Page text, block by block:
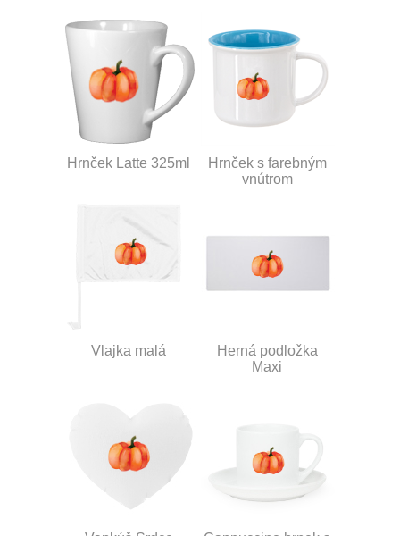
Hrnček Latte 325ml
Hrnček s farebným
vnútrom
Vlajka malá
Herná podložka
Maxi